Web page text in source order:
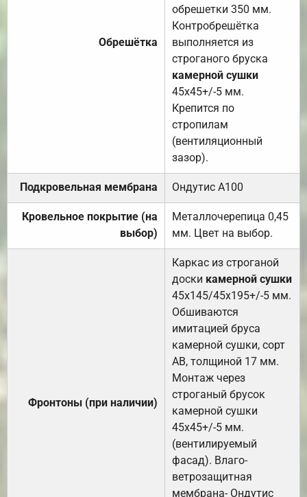
Обрешётка
обрешетки 350 мм.
Контробрешётка
выполняется из
строганого бруска
камерной сушки
45х45+/-5 мм.
Крепится по
стропилам
(вентиляционный
зазор).
Подкровельная мембрана Ондутис А100
Кровельное покрытие (на
выбор)
Металлочерепица 0,45
мм. Цвет на выбор.
Фронтоны (при наличии)
Каркас из строганой
доски камерной сушки
45х145/45х195+/-5 мм.
Обшиваются
имитацией бруса
камерной сушки, сорт
АВ, толщиной 17 мм.
Монтаж через
строганый брусок
камерной сушки
45х45+/-5 мм.
(вентилируемый
фасад). Влаго-
ветрозащитная
мембрана- Ондутис